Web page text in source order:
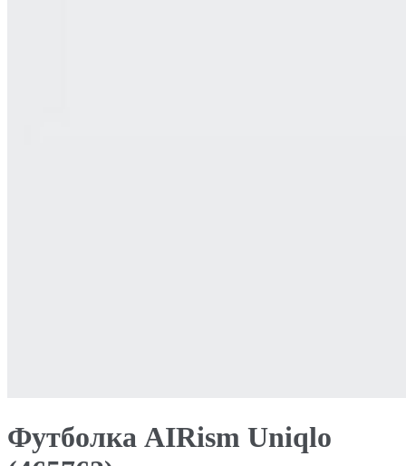
Футболка AIRism Uniqlo